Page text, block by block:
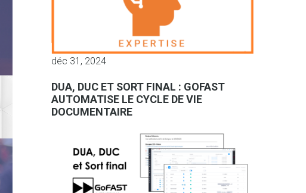
déc 31, 2024
DUA, DUC ET SORT FINAL : GOFAST
AUTOMATISE LE CYCLE DE VIE
DOCUMENTAIRE